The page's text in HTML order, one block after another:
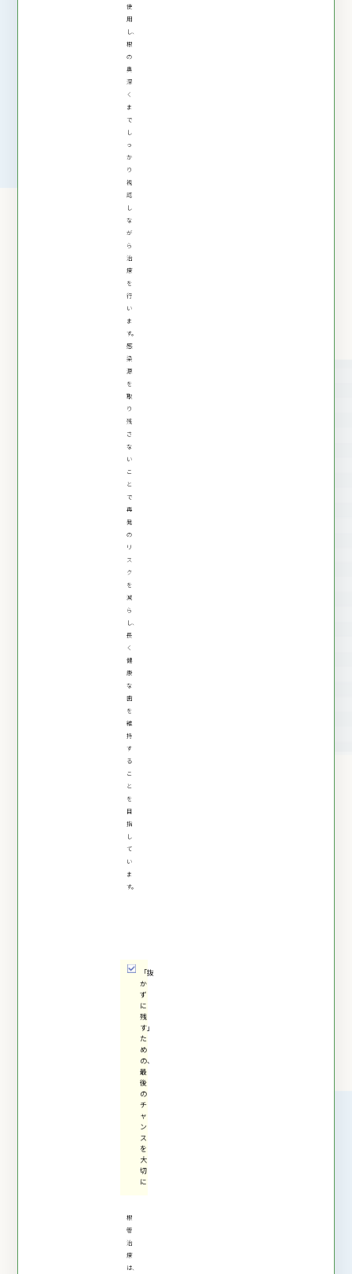
使
用
し、
根
の
奥
深
く
ま
で
し
っ
か
り
視
認
し
な
が
ら
治
療
を
行
い
ま
す。
感
染
源
を
取
り
残
さ
な
い
こ
と
で
再
発
の
リ
ス
ク
を
減
ら
し、
長
く
健
康
な
歯
を
維
持
す
る
こ
と
を
目
指
し
て
い
ま
す。
「抜
か
ず
に
残
す」
た
め
の、
最
後
の
チ
ャ
ン
ス
を
大
切
に
根
管
治
療
は、